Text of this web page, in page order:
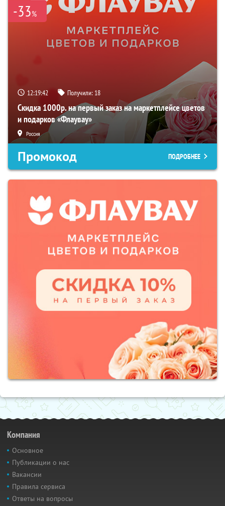
-33%
12:19:42 Получили: 18
Скидка 1000р. на первый заказ на маркетплейсе цветов
и подарков «Флаувау»
Россия
Промокод ПОДРОБНЕЕ
Компания
Основное
Публикации о нас
Вакансии
Правила сервиса
Ответы на вопросы